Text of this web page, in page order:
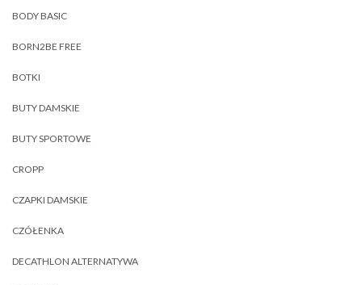
BODY BASIC
BORN2BE FREE
BOTKI
BUTY DAMSKIE
BUTY SPORTOWE
CROPP
CZAPKI DAMSKIE
CZÓŁENKA
DECATHLON ALTERNATYWA